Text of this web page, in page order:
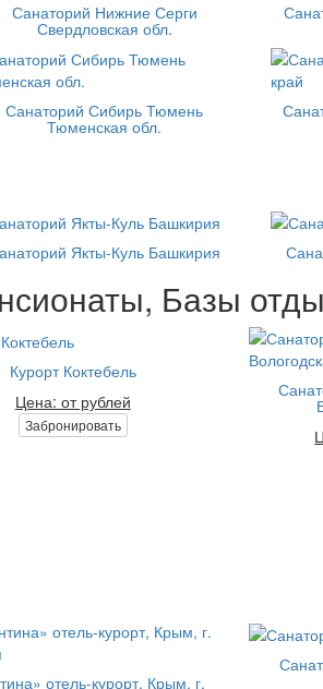
Санаторий Нижние Серги
Свердловская обл.
Санаторий Сибирь Тюмень
Тюменская обл.
Якты-Куль Башкирия
Базы
Курорт Коктебель
Цена: от рублей
Забронировать
отель-курорт, Крым, г.